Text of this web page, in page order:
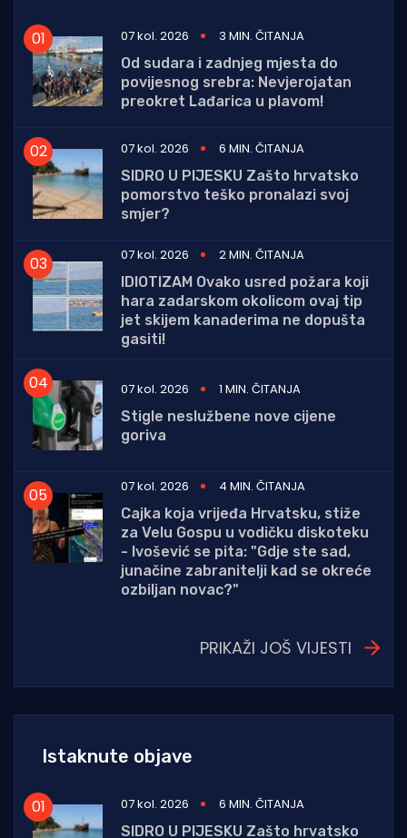
07 kol. 2026
3 MIN. ČITANJA
Od sudara i zadnjeg mjesta do
povijesnog srebra: Nevjerojatan
preokret Lađarica u plavom!
07 kol. 2026
6 MIN. ČITANJA
SIDRO U PIJESKU Zašto hrvatsko
pomorstvo teško pronalazi svoj
smjer?
07 kol. 2026
2 MIN. ČITANJA
IDIOTIZAM Ovako usred požara koji
hara zadarskom okolicom ovaj tip
jet skijem kanaderima ne dopušta
gasiti!
07 kol. 2026
1 MIN. ČITANJA
Stigle neslužbene nove cijene
goriva
07 kol. 2026
4 MIN. ČITANJA
Cajka koja vrijeđa Hrvatsku, stiže
za Velu Gospu u vodičku diskoteku
- Ivošević se pita: "Gdje ste sad,
junačine zabranitelji kad se okreće
ozbiljan novac?"
PRIKAŽI JOŠ VIJESTI
Istaknute objave
07 kol. 2026
6 MIN. ČITANJA
SIDRO U PIJESKU Zašto hrvatsko